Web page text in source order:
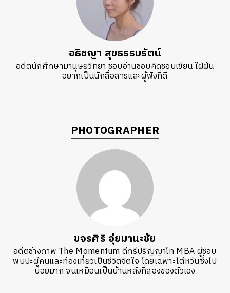
อธิชญา สุขธรรมรัตน์
อดีตนักศึกษามานุษยวิทยา ชอบอ่านชอบคิดชอบเขียน ใฝ่ฝัน
อยากเป็นนักสื่อสารและผู้ฟังที่ดี
PHOTOGRAPHER
ขจรศิริ อุ่ยมานะชัย
อดีตช่างภาพ The Momentum ดีกรีปริญญาโท MBA ผู้ชอบ
พบปะผู้คนและท่องเที่ยวเป็นชีวิตจิตใจ โดยเฉพาะไต้หวันซึ่งไป
บ่อยมาก จนเหมือนเป็นบ้านหลังที่สองของตัวเอง